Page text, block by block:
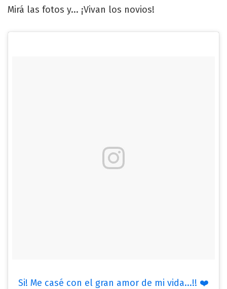
Mirá las fotos y... ¡Vivan los novios!
Si! Me casé con el gran amor de mi vida...!! ❤️